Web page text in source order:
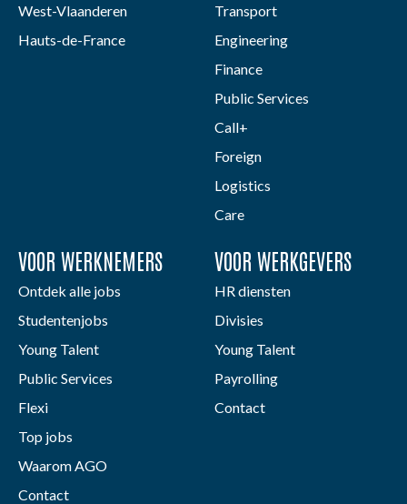
West-Vlaanderen
Hauts-de-France
Transport
Engineering
Finance
Public Services
Call+
Foreign
Logistics
Care
VOOR WERKNEMERS
Ontdek alle jobs
Studentenjobs
Young Talent
Public Services
Flexi
Top jobs
Waarom AGO
Contact
VOOR WERKGEVERS
HR diensten
Divisies
Young Talent
Payrolling
Contact